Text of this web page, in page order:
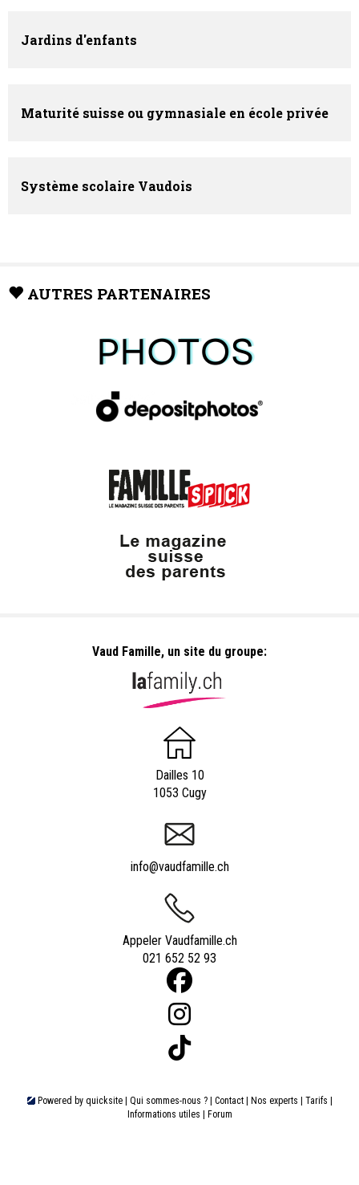
Jardins d'enfants
Maturité suisse ou gymnasiale en école privée
Système scolaire Vaudois
AUTRES PARTENAIRES
Vaud Famille, un site du groupe:
Dailles 10
1053 Cugy
info@vaudfamille.ch
Appeler Vaudfamille.ch
021 652 52 93
Powered by quicksite | Qui sommes-nous ?| Contact| Nos experts | Tarifs |
Informations utiles | Forum